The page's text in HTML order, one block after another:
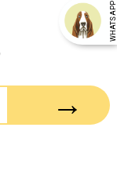
WHATSAPP